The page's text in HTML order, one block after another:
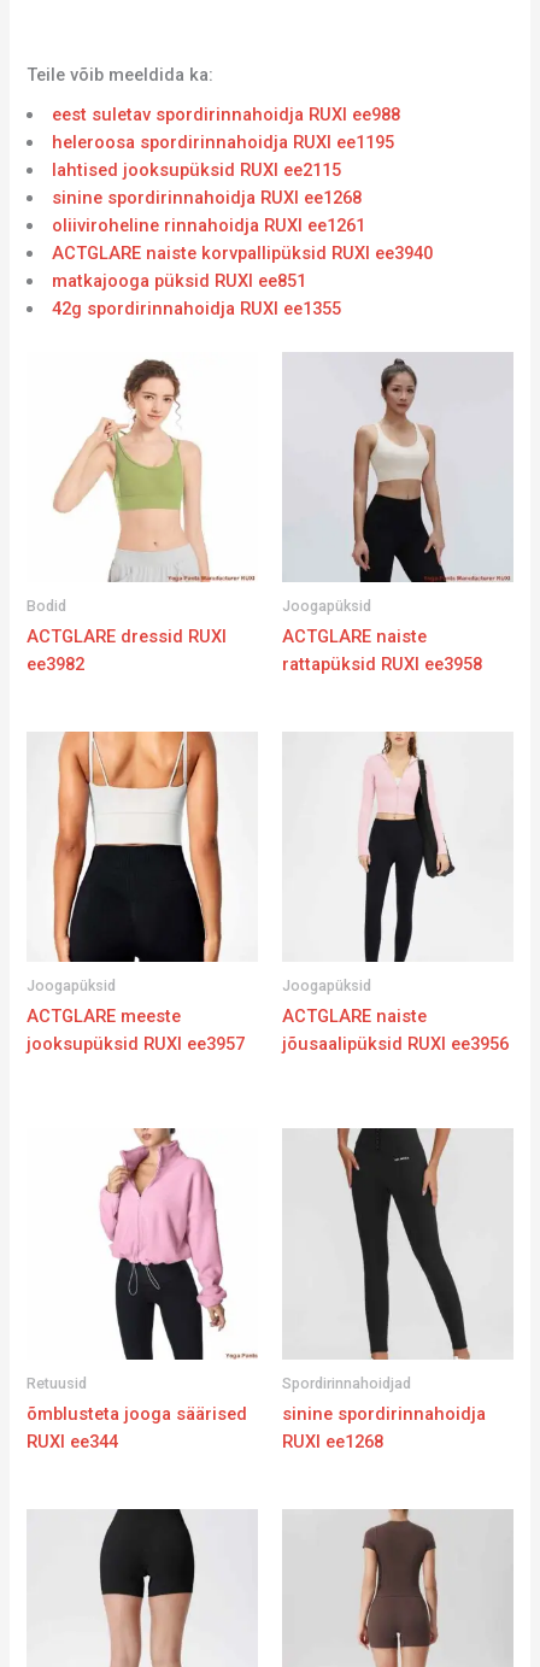
Teile võib meeldida ka:
eest suletav spordirinnahoidja RUXI ee988
heleroosa spordirinnahoidja RUXI ee1195
lahtised jooksupüksid RUXI ee2115
sinine spordirinnahoidja RUXI ee1268
oliiviroheline rinnahoidja RUXI ee1261
ACTGLARE naiste korvpallipüksid RUXI ee3940
matkajooga püksid RUXI ee851
42g spordirinnahoidja RUXI ee1355
Bodid
ACTGLARE dressid RUXI
ee3982
Joogapüksid
ACTGLARE naiste
rattapüksid RUXI ee3958
Joogapüksid
ACTGLARE meeste
jooksupüksid RUXI ee3957
Joogapüksid
ACTGLARE naiste
jõusaalipüksid RUXI ee3956
Retuusid
õmblusteta jooga säärised
RUXI ee344
Spordirinnahoidjad
sinine spordirinnahoidja
RUXI ee1268